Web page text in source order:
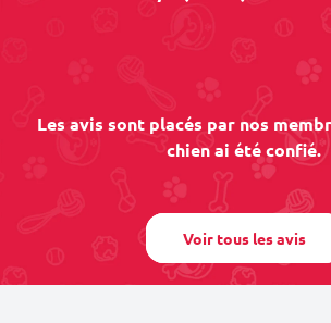
Les avis sont placés par nos
chien ai été confié.
Voir tous les avis